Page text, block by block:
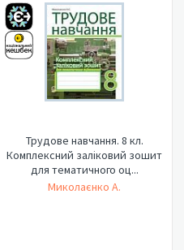
Трудове навчання. 8 кл.
Комплексний заліковий зошит
для тематичного оц...
Миколаєнко А.